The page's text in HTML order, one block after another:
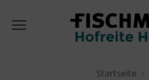
Inhalt
Startseite